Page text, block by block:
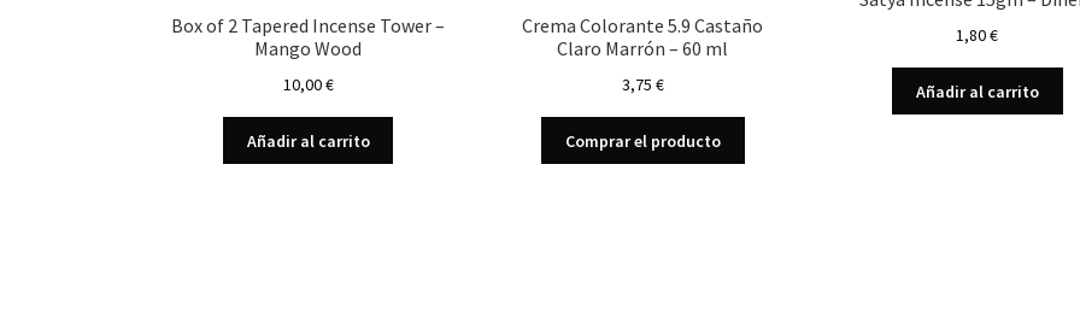
Box of 2 Tapered Incense Tower –
Mango Wood
10,00€
Añadir al carrito
Crema Colorante 5.9 Castaño
Claro Marrón – 60 ml
3,75 €
Comprar el producto
1,80€
Añadir al carrito